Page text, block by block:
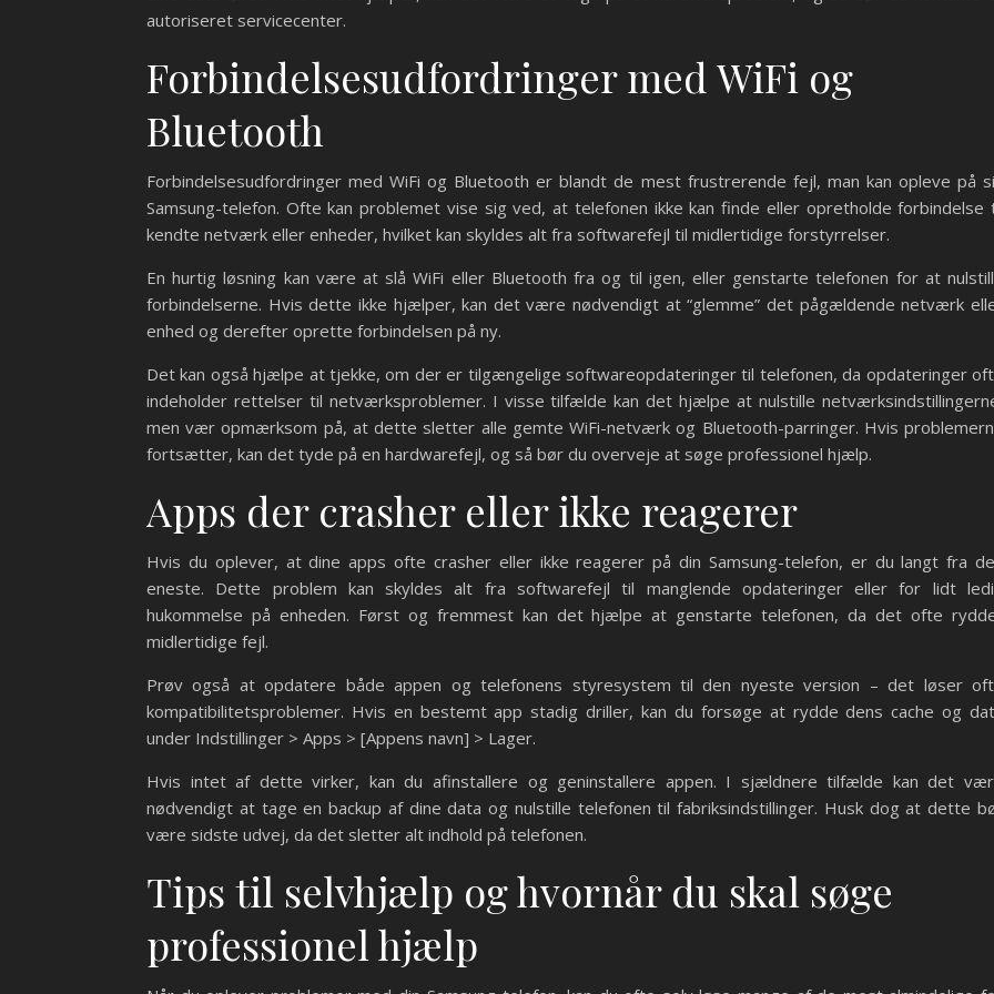
autoriseret servicecenter.
Forbindelsesudfordringer med WiFi og
Bluetooth
Forbindelsesudfordringer med WiFi og Bluetooth er blandt de mest frustrerende fejl, man kan opleve på
Samsung-telefon. Ofte kan problemet vise sig ved, at telefonen ikke kan finde eller opretholde forbindelse
kendte netværk eller enheder, hvilket kan skyldes alt fra softwarefejl til midlertidige forstyrrelser.
En hurtig løsning kan være at slå WiFi eller Bluetooth fra og til igen, eller genstarte telefonen for at
forbindelserne. Hvis dette ikke hjælper, kan det være nødvendigt at “glemme” det pågældende netværk
enhed og derefter oprette forbindelsen på ny.
Det kan også hjælpe at tjekke, om der er tilgængelige softwareopdateringer til telefonen, da opdateringer
indeholder rettelser til netværksproblemer. I visse tilfælde kan det hjælpe at nulstille
men vær opmærksom på, at dette sletter alle gemte WiFi-netværk og Bluetooth-parringer. Hvis
fortsætter, kan det tyde på en hardwarefejl, og så bør du overveje at søge professionel hjælp.
Apps der crasher eller ikke reagerer
Hvis du oplever, at dine apps ofte crasher eller ikke reagerer på din Samsung-telefon, er du langt fra
eneste. Dette problem kan skyldes alt fra softwarefejl til manglende opdateringer eller for lidt
hukommelse på enheden. Først og fremmest kan det hjælpe at genstarte telefonen, da det ofte
midlertidige fejl.
Prøv også at opdatere både appen og telefonens styresystem til den nyeste version – det løser
kompatibilitetsproblemer. Hvis en bestemt app stadig driller, kan du forsøge at rydde dens cache og
under Indstillinger > Apps > [Appens navn] > Lager.
Hvis intet af dette virker, kan du afinstallere og geninstallere appen. I sjældnere tilfælde kan det
nødvendigt at tage en backup af dine data og nulstille telefonen til fabriksindstillinger. Husk dog at dette
være sidste udvej, da det sletter alt indhold på telefonen.
Tips til selvhjælp og hvornår du skal søge
professionel hjælp